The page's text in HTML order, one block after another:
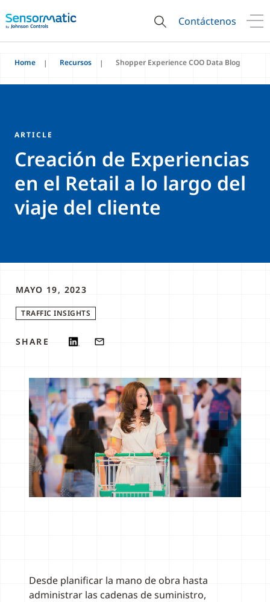
Contáctenos
Home Recursos Shopper Experience COO Data Blog
ARTICLE
Creación de Experiencias
en el Retail a lo largo del
viaje del cliente
MAYO 19, 2023
TRAFFIC INSIGHTS
SHARE
Desde planificar la mano de obra hasta
administrar las cadenas de suministro,